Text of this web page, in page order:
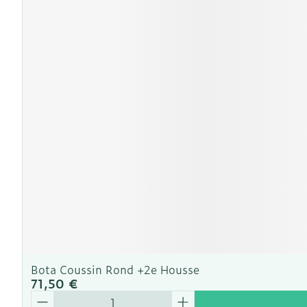
Bota Coussin Rond +2e Housse
71,50 €
Quantité